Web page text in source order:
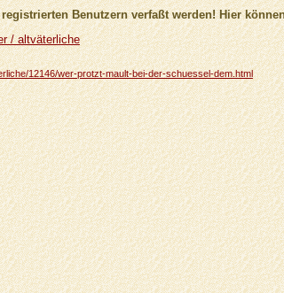
Benutzern verfaßt werden! Hier
/ altväterliche
12146/wer-protzt-mault-bei-der-schuessel-dem.html